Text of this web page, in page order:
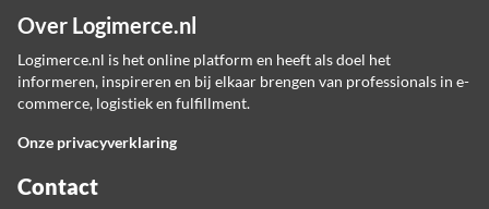
Over Logimerce.nl
Logimerce.nl is het online platform en heeft als doel het
informeren, inspireren en bij elkaar brengen van professionals in e-
commerce, logistiek en fulfillment.
Onze privacyverklaring
Contact